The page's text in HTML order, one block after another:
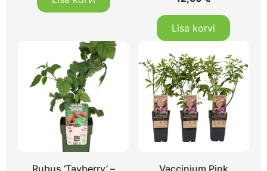
Lisa korvi
Rubus ‘Tayberry’ – Vaccinium Pink